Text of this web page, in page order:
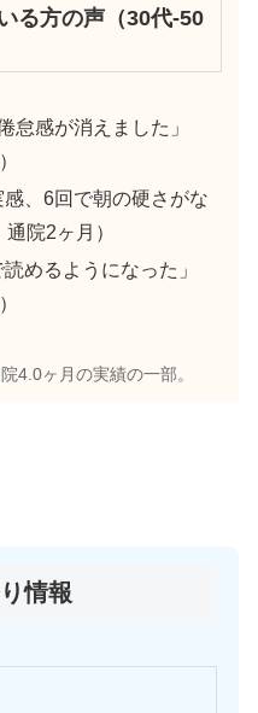
る方の声（30代-50
怠感が消えました」
感、6回で朝の硬さがな
院2ヶ月）
めるようになった」
4.0ヶ月の実績の一部。
情報